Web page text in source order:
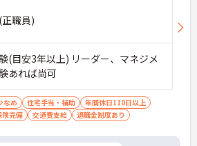
職員)
(目安3年以上) リーダー、マネジメ
あれば尚可
なめ 住宅手当・補助
年間休日110日以上
険完備 交通費支給 退職金制度あり